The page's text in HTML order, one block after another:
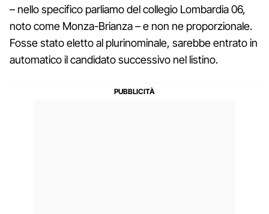
– nello specifico parliamo del collegio Lombardia 06,
noto come Monza-Brianza – e non ne proporzionale.
Fosse stato eletto al plurinominale, sarebbe entrato in
automatico il candidato successivo nel listino.